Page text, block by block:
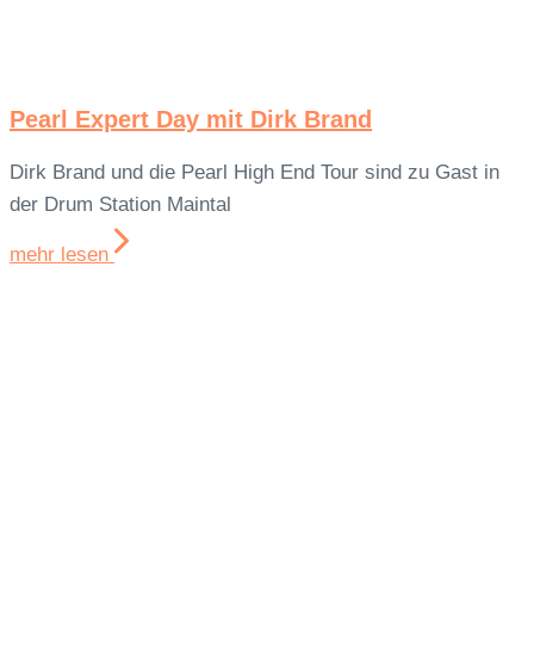
Pearl Expert Day mit Dirk Brand
Dirk Brand und die Pearl High End Tour sind zu Gast in
der Drum Station Maintal
mehr lesen